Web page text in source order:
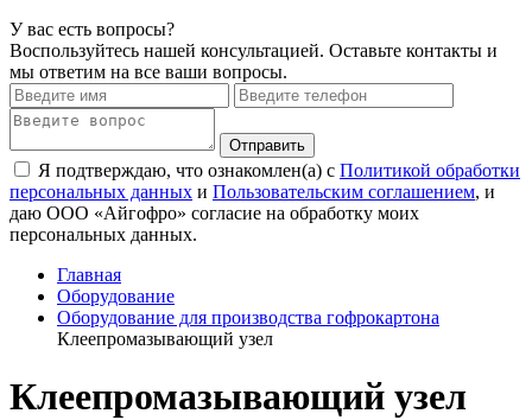
У вас есть вопросы?
Воспользуйтесь нашей консультацией. Оставьте контакты и
мы ответим на все ваши вопросы.
Я подтверждаю, что ознакомлен(а) с Политикой обработки
персональных данных и Пользовательским соглашением, и
даю ООО «Айгофро» согласие на обработку моих
персональных данных.
Главная
Оборудование
Оборудование для производства гофрокартона
Клеепромазывающий узел
Клеепромазывающий узел